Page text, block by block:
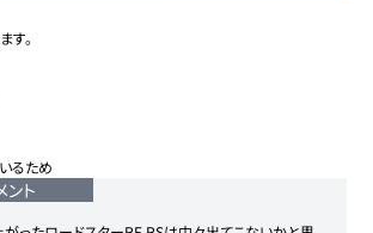
す。
るため
ント